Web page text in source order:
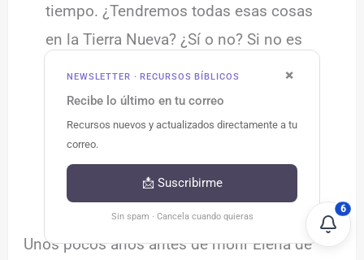
tiempo. ¿Tendremos todas esas cosas
en la Tierra Nueva? ¿Sí o no? Si no es
así, la gente que no puede pasar un día
sin manifestar su fanatismo por su
equipo favorito, en caso de ser salvos,
en el cielo sentirán un enorme vacío
por la falta de fútbol.
Unos pocos años antes de morir Elena de
×
NEWSLETTER · RECURSOS BÍBLICOS
Recibe lo último en tu correo
Recursos nuevos y actualizados directamente a tu
correo.
📩 Suscribirme
Sin spam · Cancela cuando quieras
6